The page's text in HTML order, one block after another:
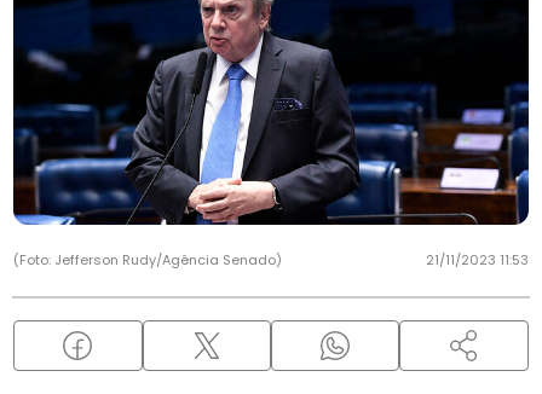
(Foto: Jefferson Rudy/Agência Senado) 21/11/2023 11:53